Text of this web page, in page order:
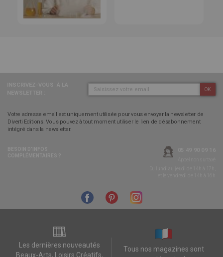
OK
Votre adresse email est uniquement utilisée pour vous envoyer la newsletter de
Diverti Editions. Vous pouvez à tout moment utiliser le lien de désabonnement
intégré dans la newsletter.
Les dernières nouveautés
Beaux-Arts, Loisirs Créatifs,
Tous nos magazines sont